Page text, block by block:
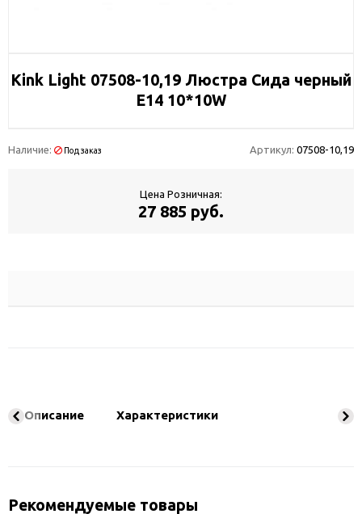
Kink Light 07508-10,19 Люстра Сида черный
E14 10*10W
Наличие: Под заказ Артикул: 07508-10,19
Цена Розничная:
27 885 руб.
Описание Характеристики
Рекомендуемые товары